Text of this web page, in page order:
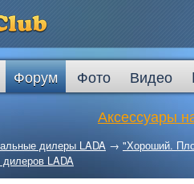
Форум Фото Видео
Аксессуары
дилеры LADA → "Хороший.
LADA